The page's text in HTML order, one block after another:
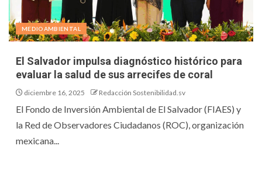
MEDIOAMBIENTAL
El Salvador impulsa diagnóstico histórico para
evaluar la salud de sus arrecifes de coral
diciembre 16, 2025 Redacción Sostenibilidad.sv
El Fondo de Inversión Ambiental de El Salvador (FIAES) y
la Red de Observadores Ciudadanos (ROC), organización
mexicana...